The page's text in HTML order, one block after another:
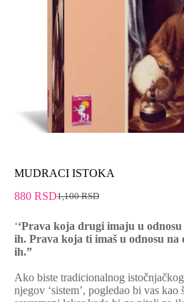
MUDRACI ISTOKA
1,100RSD
880 RSD
‘‘Prava koja drugi imaju u odnosu
ih. Prava koja ti imaš u odnosu na
ih.”
Ako biste tradicionalnog
njegov ‘sistem’, pogledao bi vas